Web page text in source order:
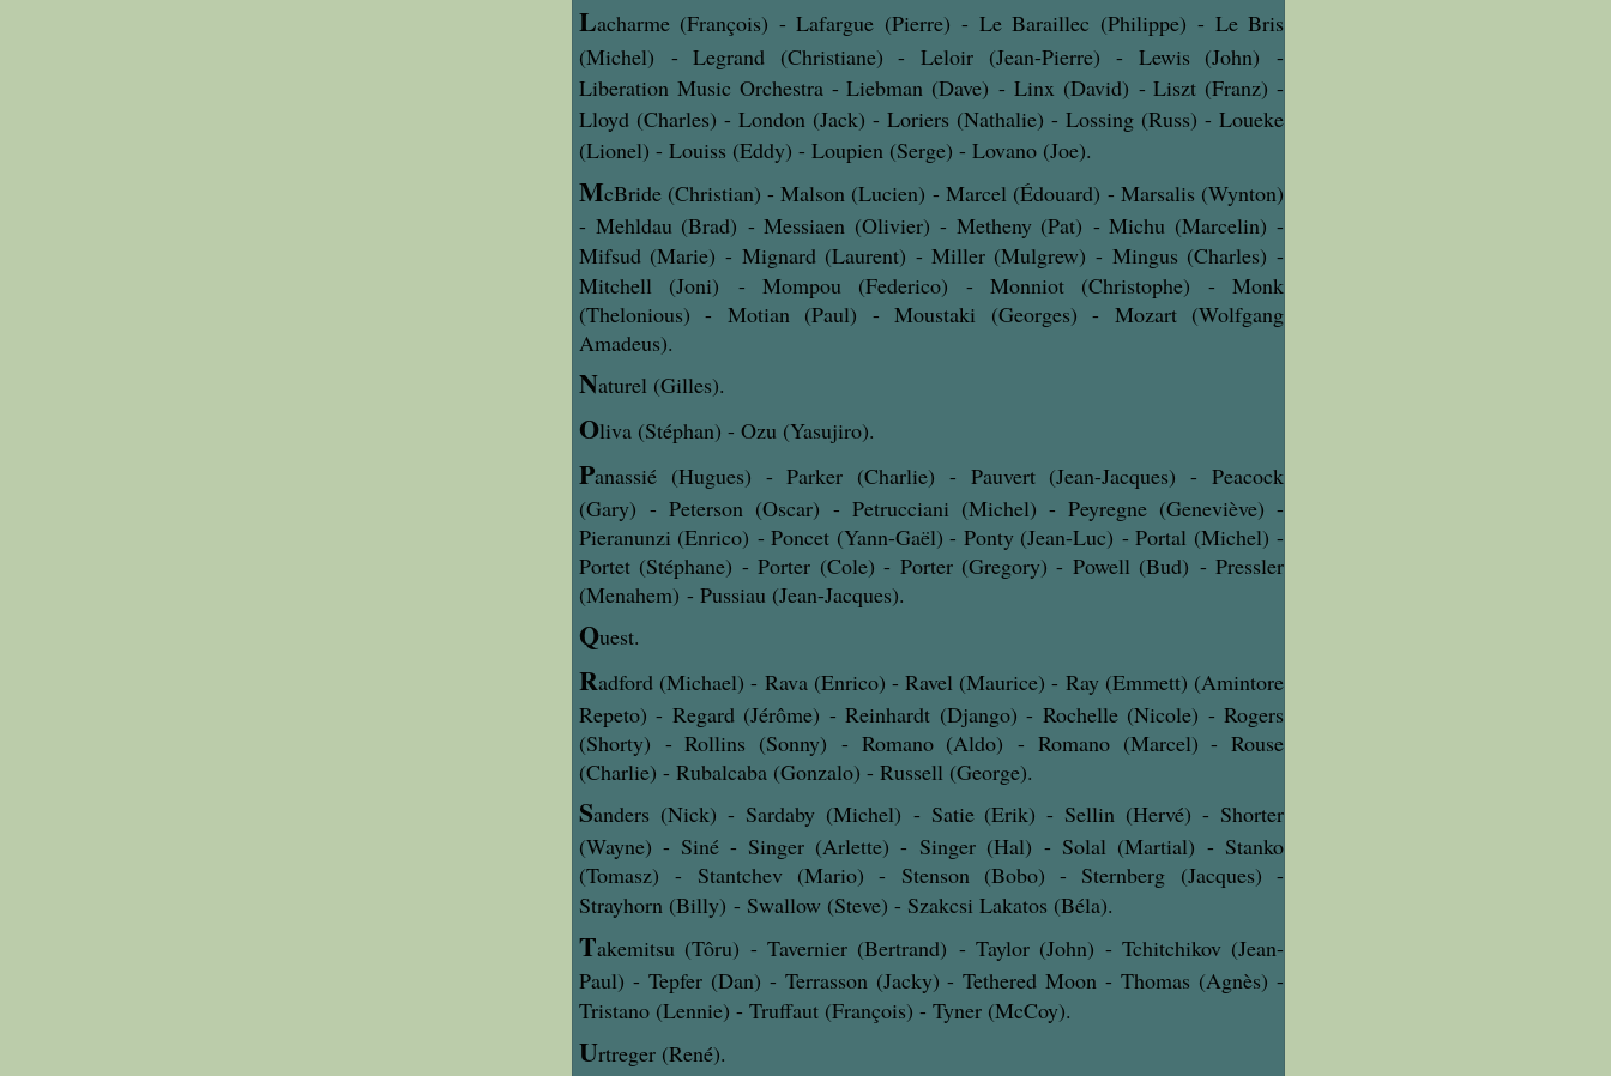
Lacharme (François) - Lafargue (Pierre) - Le Baraillec (Philippe) - Le Bris
(Michel) - Legrand (Christiane) - Leloir (Jean-Pierre) - Lewis (John) -
Liberation Music Orchestra - Liebman (Dave) - Linx (David) - Liszt (Franz) -
Lloyd (Charles) - London (Jack) - Loriers (Nathalie) - Lossing (Russ) - Loueke
(Lionel) - Louiss (Eddy) - Loupien (Serge) - Lovano (Joe).
McBride (Christian) - Malson (Lucien) - Marcel (Édouard) - Marsalis (Wynton)
- Mehldau (Brad) - Messiaen (Olivier) - Metheny (Pat) - Michu (Marcelin) -
Mifsud (Marie) - Mignard (Laurent) - Miller (Mulgrew) - Mingus (Charles) -
Mitchell (Joni) - Mompou (Federico) - Monniot (Christophe) - Monk
(Thelonious) - Motian (Paul) - Moustaki (Georges) - Mozart (Wolfgang
Amadeus).
Naturel (Gilles).
Oliva (Stéphan) - Ozu (Yasujiro).
Panassié (Hugues) - Parker (Charlie) - Pauvert (Jean-Jacques) - Peacock
(Gary) - Peterson (Oscar) - Petrucciani (Michel) - Peyregne (Geneviève) -
Pieranunzi (Enrico) - Poncet (Yann-Gaël) - Ponty (Jean-Luc) - Portal (Michel) -
Portet (Stéphane) - Porter (Cole) - Porter (Gregory) - Powell (Bud) - Pressler
(Menahem) - Pussiau (Jean-Jacques).
Quest.
Radford (Michael) - Rava (Enrico) - Ravel (Maurice) - Ray (Emmett) (Amintore
Repeto) - Regard (Jérôme) - Reinhardt (Django) - Rochelle (Nicole) - Rogers
(Shorty) - Rollins (Sonny) - Romano (Aldo) - Romano (Marcel) - Rouse
(Charlie) - Rubalcaba (Gonzalo) - Russell (George).
Sanders (Nick) - Sardaby (Michel) - Satie (Erik) - Sellin (Hervé) - Shorter
(Wayne) - Siné - Singer (Arlette) - Singer (Hal) - Solal (Martial) - Stanko
(Tomasz) - Stantchev (Mario) - Stenson (Bobo) - Sternberg (Jacques) -
Strayhorn (Billy) - Swallow (Steve) - Szakcsi Lakatos (Béla).
Takemitsu (Tôru) - Tavernier (Bertrand) - Taylor (John) - Tchitchikov (Jean-
Paul) - Tepfer (Dan) - Terrasson (Jacky) - Tethered Moon - Thomas (Agnès) -
Tristano (Lennie) - Truffaut (François) - Tyner (McCoy).
Urtreger (René).